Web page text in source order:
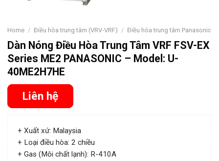
Home / Điều hòa trung tâm (VRV-VRF) / Điều hòa trung tâm Panasonic
Dàn Nóng Điều Hòa Trung Tâm VRF FSV-EX
Series ME2 PANASONIC – Model: U-
40ME2H7HE
Liên hệ
+ Xuất xứ: Malaysia
+ Loại điều hòa: 2 chiều
+ Gas (Môi chất lạnh): R-410A